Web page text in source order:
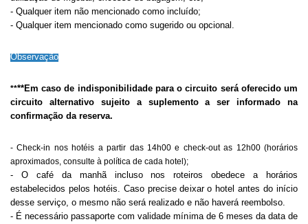
- Qualquer item não mencionado como incluído;
- Qualquer item mencionado como sugerido ou opcional.
Observação
****Em caso de indisponibilidade para o circuito será oferecido um
circuito alternativo sujeito a suplemento a ser informado na
confirmação da reserva.
- Check-in nos hotéis a partir das 14h00 e check-out as 12h00 (horários
aproximados, consulte à política de cada hotel);
- O café da manhã incluso nos roteiros obedece a horários
estabelecidos pelos hotéis. Caso precise deixar o hotel antes do início
desse serviço, o mesmo não será realizado e não haverá reembolso.
- É necessário passaporte com validade mínima de 6 meses da data de